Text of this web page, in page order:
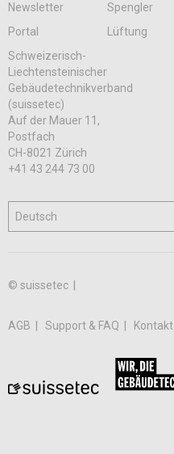
Newsletter
Spengler
Portal
Lüftung
Schweizerisch-
Liechtensteinischer
Gebäudetechnikverband
(suissetec)
Auf der Mauer 11,
Postfach
CH-8021 Zürich
+41 43 244 73 00
© suissetec |
AGB Support & FAQ Kontakt